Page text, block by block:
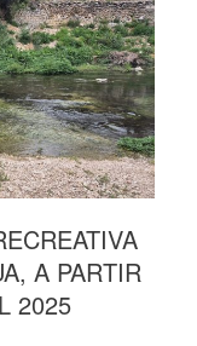
A PARTIR
2025